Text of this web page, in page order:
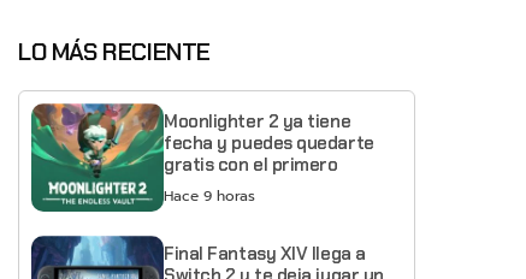
LO MÁS RECIENTE
Moonlighter 2 ya tiene
fecha y puedes quedarte
gratis con el primero
Hace 9 horas
Final Fantasy XIV llega a